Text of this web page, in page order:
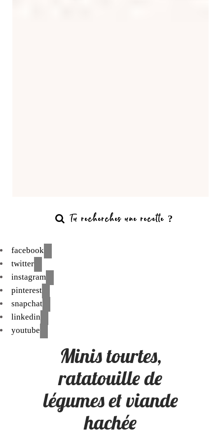
facebook
twitter
instagram
pinterest
snapchat
linkedin
youtube
Minis tourtes,
ratatouille de
légumes et viande
hachée